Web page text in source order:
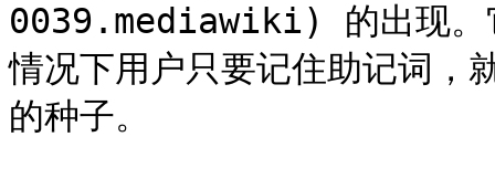
0039.mediawiki) 的出现。
情况下用户只要记住助记词
的种子。